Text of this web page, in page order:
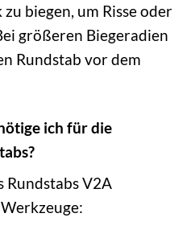
biegen, um Risse oder
größeren Biegeradien
Rundstab vor dem
ich für die
Rundstabs V2A